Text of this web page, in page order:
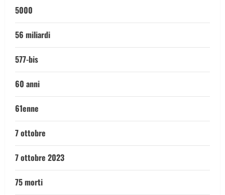
5000
56 miliardi
577-bis
60 anni
61enne
7 ottobre
7 ottobre 2023
75 morti